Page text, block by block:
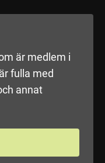
är medlem i
fulla med
annat